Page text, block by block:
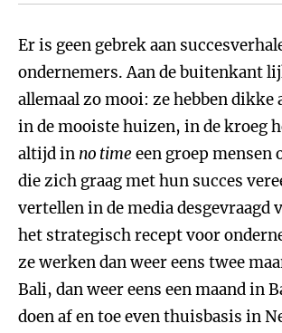
Er is geen gebrek aan
ondernemers. Aan de buitenkant
allemaal zo mooi: ze hebben dikke
in de mooiste huizen, in de kroeg
altijd in no time een groep mensen
die zich graag met hun succes
vertellen in de media desgevraagd
het strategisch recept voor
ze werken dan weer eens twee
Bali, dan weer eens een maand in
doen af en toe even thuisbasis in